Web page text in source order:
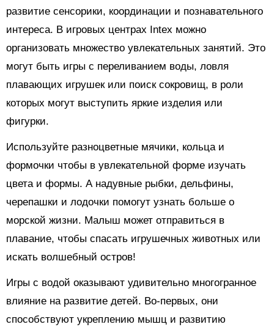
развитие сенсорики, координации и познавательного
интереса. В игровых центрах Intex можно
организовать множество увлекательных занятий. Это
могут быть игры с переливанием воды, ловля
плавающих игрушек или поиск сокровищ, в роли
которых могут выступить яркие изделия или
фигурки.
Используйте разноцветные мячики, кольца и
формочки чтобы в увлекательной форме изучать
цвета и формы. А надувные рыбки, дельфины,
черепашки и лодочки помогут узнать больше о
морской жизни. Малыш может отправиться в
плавание, чтобы спасать игрушечных животных или
искать волшебный остров!
Игры с водой оказывают удивительно многогранное
влияние на развитие детей. Во-первых, они
способствуют укреплению мышц и развитию